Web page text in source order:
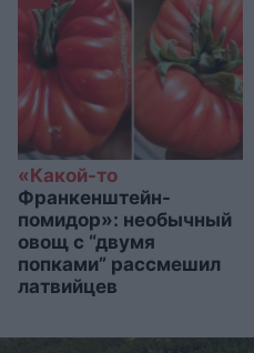
«Какой-то
Франкенштейн-
помидор»: необычный
овощ с “двумя
попками” рассмешил
латвийцев